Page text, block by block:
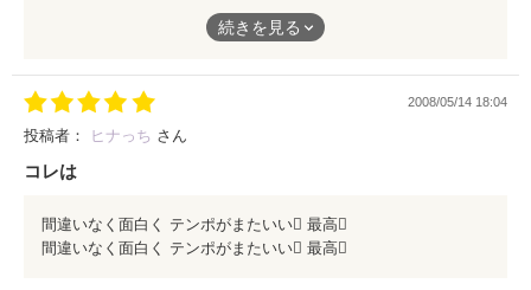
サスペンスにつきものの[殺人]
ることができないきれいさがあると思いました、
気になった方はぜひ読んでみてください、きっと納得いたします
続きを見る
2008/05/14 18:04
投稿者： ヒナっち さん
コレは
間違いなく面白く テンポがまたいい 最高
間違いなく面白く テンポがまたいい 最高